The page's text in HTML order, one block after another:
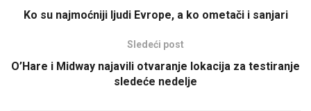
Ko su najmoćniji ljudi Evrope, a ko ometači i sanjari
Sledeći post
O’Hare i Midway najavili otvaranje lokacija za testiranje
sledeće nedelje